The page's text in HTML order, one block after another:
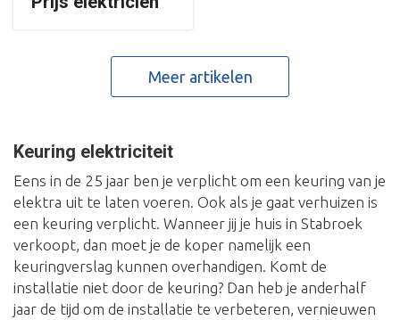
Meer artikelen
Keuring elektriciteit
Eens in de 25 jaar ben je verplicht om een keuring van je
elektra uit te laten voeren. Ook als je gaat verhuizen is
een keuring verplicht. Wanneer jij je huis in Stabroek
verkoopt, dan moet je de koper namelijk een
keuringverslag kunnen overhandigen. Komt de
installatie niet door de keuring? Dan heb je anderhalf
jaar de tijd om de installatie te verbeteren, vernieuwen